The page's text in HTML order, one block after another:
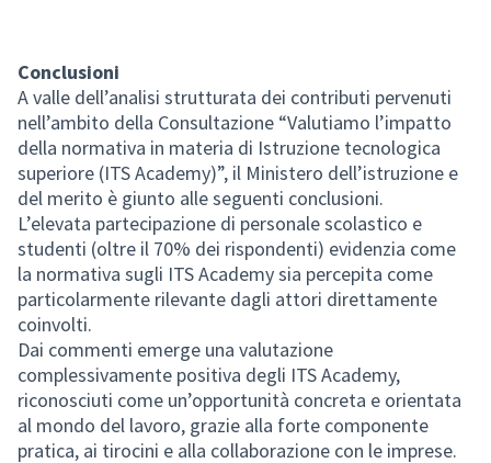
Conclusioni
A valle dell’analisi strutturata dei contributi pervenuti
nell’ambito della Consultazione “Valutiamo l’impatto
della normativa in materia di Istruzione tecnologica
superiore (ITS Academy)”, il Ministero dell’istruzione e
del merito è giunto alle seguenti conclusioni.
L’elevata partecipazione di personale scolastico e
studenti (oltre il 70% dei rispondenti) evidenzia come
la normativa sugli ITS Academy sia percepita come
particolarmente rilevante dagli attori direttamente
coinvolti.
Dai commenti emerge una valutazione
complessivamente positiva degli ITS Academy,
riconosciuti come un’opportunità concreta e orientata
al mondo del lavoro, grazie alla forte componente
pratica, ai tirocini e alla collaborazione con le imprese.